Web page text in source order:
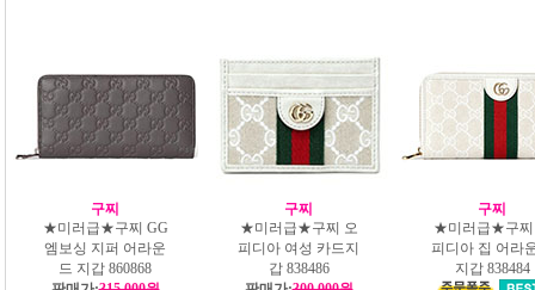
구찌
★미러급★구찌 GG
엠보싱 지퍼 어라운
드 지갑 860868
구찌
★미러급★구찌 오
피디아 여성 카드지
갑 838486
구찌
★미러급★구찌
피디아 집 어라
지갑 838484